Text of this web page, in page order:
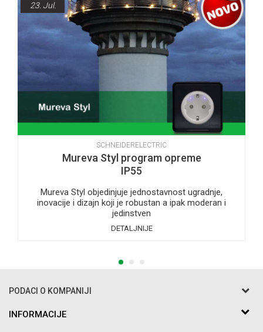
23. Jul.
SCHNEIDERELECTRIC
Mureva Styl program opreme
IP55
Mureva Styl objedinjuje jednostavnost ugradnje,
inovacije i dizajn koji je robustan a ipak moderan i
jedinstven
DETALJNIJE
1
PODACI O KOMPANIJI
Razo DOO
INFORMACIJE